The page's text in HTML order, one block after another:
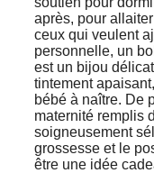
après, pour
ceux qui veulent
personnelle, un
est un bijou
tintement
bébé à naître. De
maternité remplis
soigneusement
grossesse et le
être une idée